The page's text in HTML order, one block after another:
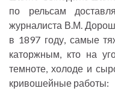
по рельсам
журналиста В.М.
в 1897 году, самые
каторжным, кто на
темноте, холоде и
кривошейные работы: